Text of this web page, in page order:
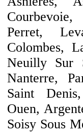
Perret,
Colombes,
Neuilly Sur
Nanterre,
Saint
Ouen,
Soisy Sous